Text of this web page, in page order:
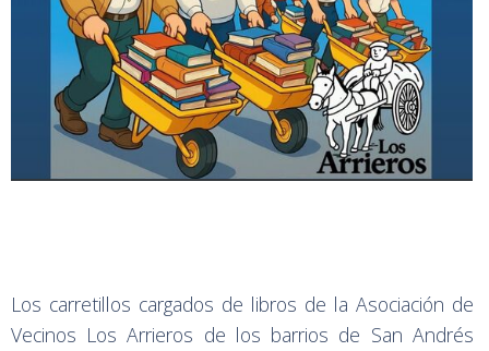
Los carretillos cargados de libros de la Asociación de
Vecinos Los Arrieros de los barrios de San Andrés